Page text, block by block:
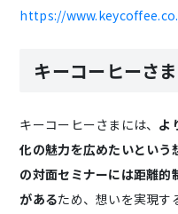
https://
キーコーヒーさ
キーコーヒーさまには、 よ
化の魅力を広めたいという
の対面セミナーには距離的
があるため、想いを実現す